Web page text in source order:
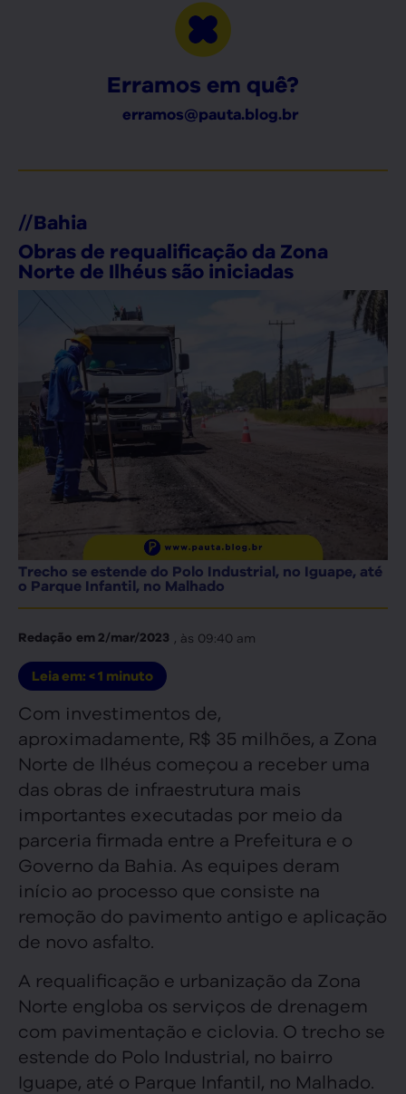
Erramos em quê?
erramos@pauta.blog.br
//Bahia
Obras de requalificação da Zona
Norte de Ilhéus são iniciadas
Trecho se estende do Polo Industrial, no Iguape, até
o Parque Infantil, no Malhado
Redação em2/mar/2023 , às 09:40 am
Leia em: < 1 minuto
Com investimentos de,
aproximadamente, R$ 35 milhões, a Zona
Norte de Ilhéus começou a receber uma
das obras de infraestrutura mais
importantes executadas por meio da
parceria firmada entre a Prefeitura e o
Governo da Bahia. As equipes deram
início ao processo que consiste na
remoção do pavimento antigo e aplicação
de novo asfalto.
A requalificação e urbanização da Zona
Norte engloba os serviços de drenagem
com pavimentação e ciclovia. O trecho se
estende do Polo Industrial, no bairro
Iguape, até o Parque Infantil, no Malhado.